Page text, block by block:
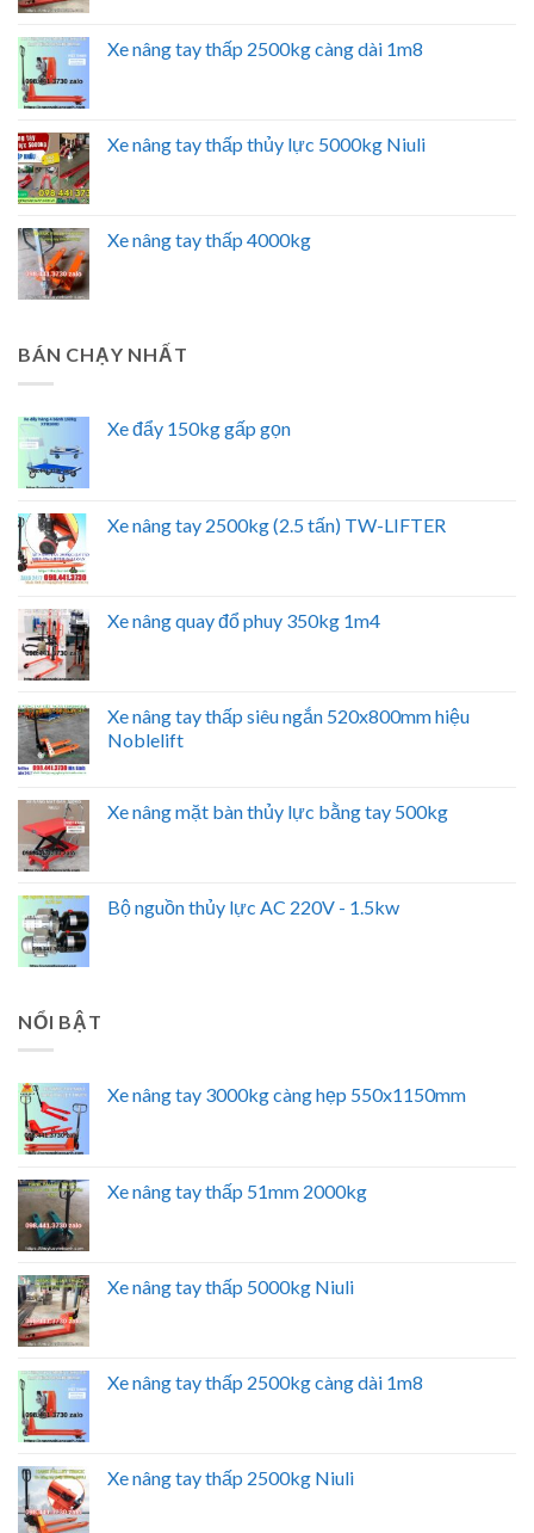
Xe nâng tay thấp 2500kg càng dài 1m8
Xe nâng tay thấp thủy lực 5000kg Niuli
Xe nâng tay thấp 4000kg
BÁN CHẠY NHẤT
Xe đẩy 150kg gấp gọn
Xe nâng tay 2500kg (2.5 tấn) TW-LIFTER
Xe nâng quay đổ phuy 350kg 1m4
Xe nâng tay thấp siêu ngắn 520x800mm hiệu
Noblelift
Xe nâng mặt bàn thủy lực bằng tay 500kg
Bộ nguồn thủy lực AC 220V - 1.5kw
NỔI BẬT
Xe nâng tay 3000kg càng hẹp 550x1150mm
Xe nâng tay thấp 51mm 2000kg
Xe nâng tay thấp 5000kg Niuli
Xe nâng tay thấp 2500kg càng dài 1m8
Xe nâng tay thấp 2500kg Niuli